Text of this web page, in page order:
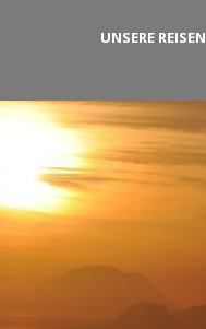
UNSERE REISEN